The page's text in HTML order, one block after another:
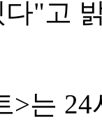
"고
>는